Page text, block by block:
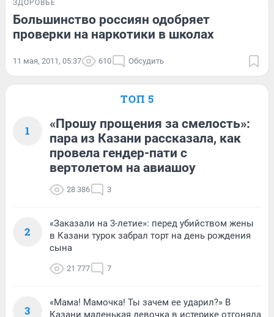
ЗДОРОВЬЕ
Большинство россиян одобряет
проверки на наркотики в школах
11 мая, 2011, 05:37 610 Обсудить
ТОП 5
1
«Прошу прощения за смелость»:
пара из Казани рассказала, как
провела гендер-пати с
вертолетом на авиашоу
28 386 3
2
«Заказали на 3-летие»: перед убийством жены
в Казани турок забрал торт на день рождения
сына
21 777 7
3
«Мама! Мамочка! Ты зачем ее ударил?» В
Казани маленькая девочка в истерике отгоняла